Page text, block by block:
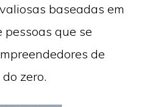
baseadas em
pessoas que se
de
zero.